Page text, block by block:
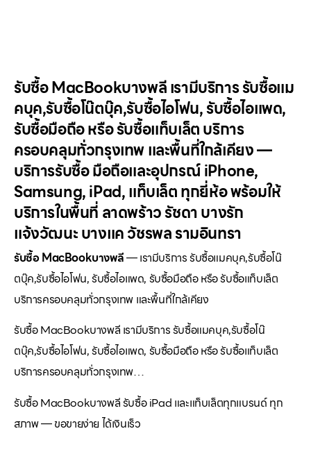
รับซื้อ MacBookบางพลี เรามีบริการ รับซื้อแม
คบุค,รับซื้อโน๊ตบุ๊ค,รับซื้อไอโฟน, รับซื้อไอแพด,
รับซื้อมือถือ หรือ รับซื้อแท็บเล็ต บริการ
ครอบคลุมทั่วกรุงเทพ และพื้นที่ใกล้เคียง —
บริการรับซื้อ มือถือและอุปกรณ์ iPhone,
Samsung, iPad, แท็บเล็ต ทุกยี่ห้อ พร้อมให้
บริการในพื้นที่ ลาดพร้าว รัชดา บางรัก
แจ้งวัฒนะ บางแค วัชรพล รามอินทรา
รับซื้อ MacBookบางพลี— เรามีบริการ รับซื้อแมคบุค,รับซื้อโน๊
ตบุ๊ค,รับซื้อไอโฟน, รับซื้อไอแพด, รับซื้อมือถือ หรือ รับซื้อแท็บเล็ต
บริการครอบคลุมทั่วกรุงเทพ และพื้นที่ใกล้เคียง
รับซื้อ MacBookบางพลี เรามีบริการ รับซื้อแมคบุค,รับซื้อโน๊
ตบุ๊ค,รับซื้อไอโฟน, รับซื้อไอแพด, รับซื้อมือถือ หรือ รับซื้อแท็บเล็ต
บริการครอบคลุมทั่วกรุงเทพ…
รับซื้อ MacBookบางพลี รับซื้อ iPad และแท็บเล็ตทุกแบรนด์ ทุก
สภาพ — ขอขายง่าย ได้เงินเร็ว